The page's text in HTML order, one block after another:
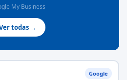
My Business
todas →
Google